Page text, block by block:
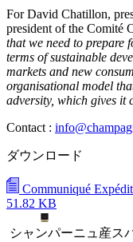
For David Chatillon,
president of the Comité
that we need to prepare
terms of sustainable
markets and new
organisational model
adversity, which gives it
Contact :
ダウンロード
Communiqué
51.82 KB
シャンパーニュ産ス